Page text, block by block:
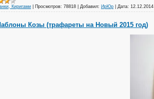
Киригами Просмотров: 78818 Добавил: ИрЮр Дата: 12.12.2014
Козы (трафареты на Новый 2015 год)